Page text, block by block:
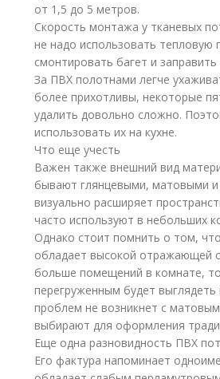
от 1,5 до 5 метров.
Скорость монтажа у тканевых
не надо использовать тепловую
смонтировать багет и
За ПВХ полотнами легче
более прихотливы, некоторые
удалить довольно сложно.
использовать их на кухне.
Что еще учесть
Важен также внешний вид
бывают глянцевыми, матовыми
визуально расширяет
часто используют в небольших
Однако стоит помнить о том,
обладает высокой отражающей
больше помещений в комнате,
перегруженным будет выглядеть
проблем не возникнет с
выбирают для оформления
Еще одна разновидность ПВХ
Его фактура напоминает